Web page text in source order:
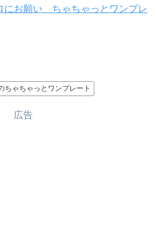
にお願い ちゃちゃっとワンプレ
ちゃちゃっとワンプレート
広告